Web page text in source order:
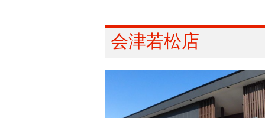
会津若松店